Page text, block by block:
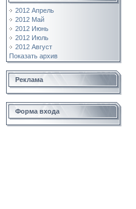
2012 Апрель
2012 Май
2012 Июнь
2012 Июль
2012 Август
Показать архив
Реклама
Форма входа